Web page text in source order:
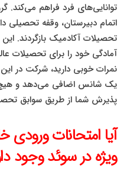
توانایی‌های فرد فراهم می‌کند.
اتمام دبیرستان، وقفه تحصیلی
تحصیلات آکادمیک بازگردند.
آمادگی خود را برای تحصیلات
نمرات خوبی دارید، شرکت در
یک شانس اضافی می‌دهد و هیچ
پذیرش شما از طریق سوابق
آیا امتحانات
ویژه در سوئد وجود